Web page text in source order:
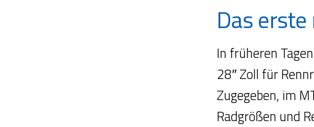
Das
In früheren
28″ Zoll für
Zugegeben, im
Radgrößen und